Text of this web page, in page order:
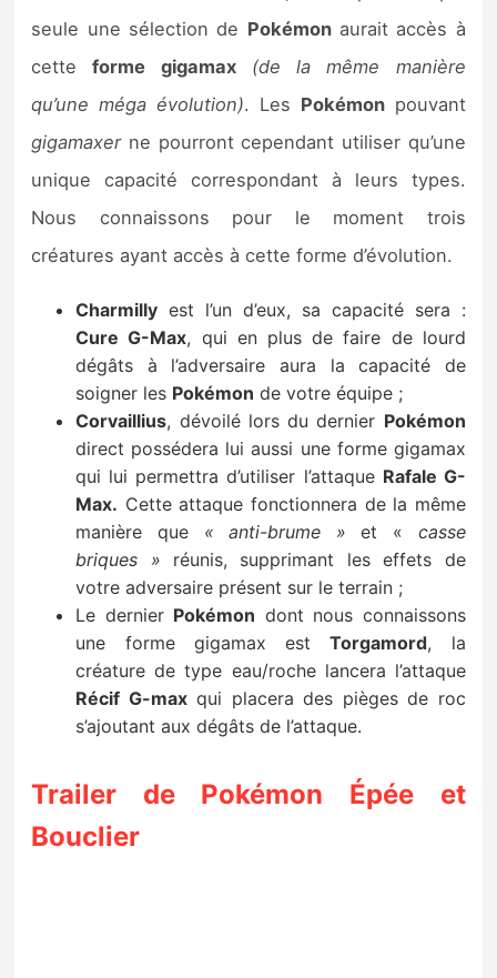
seule une sélection de Pokémonaurait accès à
cetteforme gigamax
(de la même manière
qu’une méga évolution). Les Pokémonpouvant
gigamaxerne pourront cependant utiliser qu’une
unique capacité correspondant à leurs types.
Nous connaissons pour le moment trois
créatures ayant accès à cette forme d’évolution.
Charmilly est l’un d’eux, sa capacité sera :
Cure G-Max, qui en plus de faire de lourd
dégâts à l’adversaire aura la capacité de
soigner les Pokémon de votre équipe ;
Corvaillius, dévoilé lors du dernier Pokémon
direct possédera lui aussi une forme gigamax
qui lui permettra d’utiliser l’attaque Rafale G-
Max. Cette attaque fonctionnera de la même
manière que « anti-brume » et « casse
briques » réunis, supprimant les effets de
votre adversaire présent sur le terrain ;
Le dernier Pokémon dont nous connaissons
une forme gigamax estTorgamord, la
créature de type eau/roche lancera l’attaque
Récif G-maxqui placera des pièges de roc
s’ajoutant aux dégâts de l’attaque.
Trailer de Pokémon Épée et
Bouclier